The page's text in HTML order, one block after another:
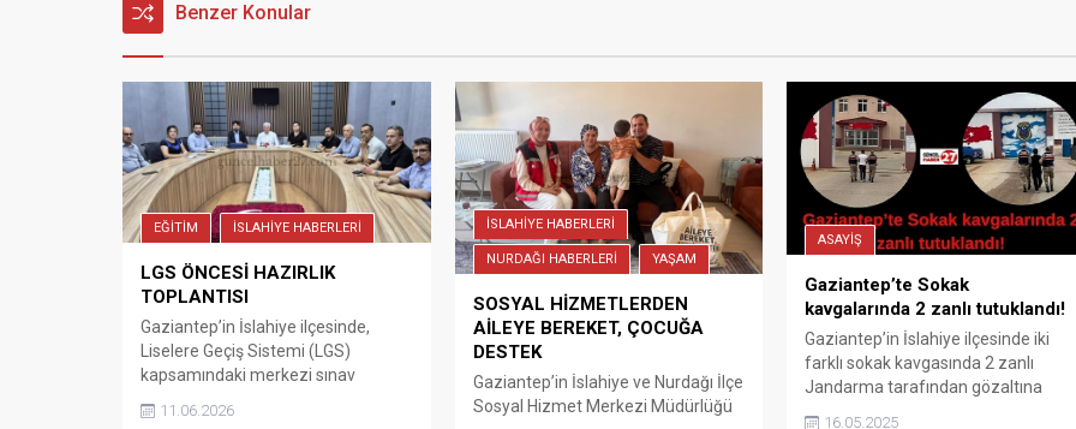
Benzer Konular
EĞİTİM İSLAHİYE HABERLERİ
LGS ÖNCESİ HAZIRLIK
TOPLANTISI
Gaziantep’in İslahiye ilçesinde,
Liselere Geçiş Sistemi (LGS)
kapsamındaki merkezi sınav
öncesinde hazırlık ve güvenlik
tedbirleri değerlendirildi. İlçe Milli
11.06.2026
İSLAHİYE HABERLERİ
NURDAĞI HABERLERİ YAŞAM
SOSYAL HİZMETLERDEN
AİLEYE BEREKET, ÇOCUĞA
DESTEK
Gaziantep’in İslahiye ve Nurdağı İlçe
Sosyal Hizmet Merkezi Müdürlüğü
ASAYİŞ
Gaziantep’te Sokak
kavgalarında 2 zanlı tutuklandı!
Gaziantep’in İslahiye ilçesinde iki
farklı sokak kavgasında 2 zanlı
Jandarma tarafından gözaltına
16.05.2025